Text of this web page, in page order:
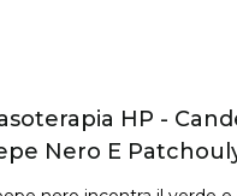
HP -
Nero E